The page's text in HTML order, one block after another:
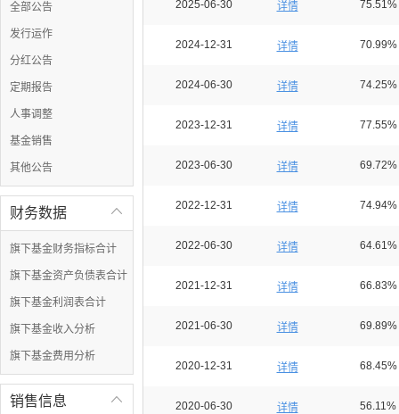
全部公告
发行运作
分红公告
定期报告
人事调整
基金销售
其他公告

财务数据
旗下基金财务指标合计
旗下基金资产负债表合计
旗下基金利润表合计
旗下基金收入分析
旗下基金费用分析

销售信息
2025-06-30 详情 75.51%
2024-12-31 详情 70.99%
2024-06-30 详情 74.25%
2023-12-31 详情 77.55%
2023-06-30 详情 69.72%
2022-12-31 详情 74.94%
2022-06-30 详情 64.61%
2021-12-31 详情 66.83%
2021-06-30 详情 69.89%
2020-12-31 详情 68.45%
2020-06-30 详情 56.11%